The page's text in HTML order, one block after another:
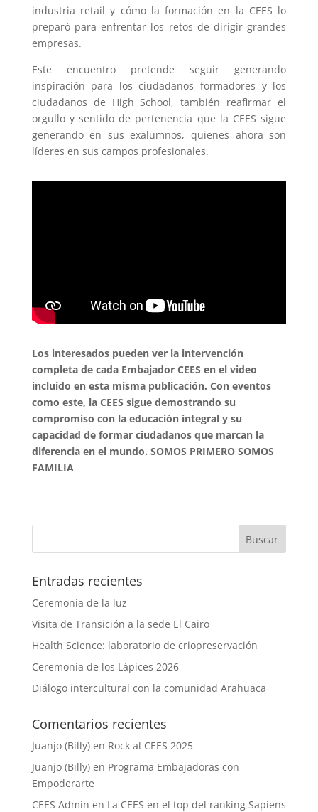
industria retail y cómo la formación en la CEES lo
preparó para enfrentar los retos de dirigir grandes
empresas.
Este encuentro pretende seguir generando
inspiración para los ciudadanos formadores y los
ciudadanos de High School, también reafirmar el
orgullo y sentido de pertenencia que la CEES sigue
generando en sus exalumnos, quienes ahora son
líderes en sus campos profesionales.
Los interesados pueden ver la intervención
completa de cada Embajador CEES en el video
incluido en esta misma publicación. Con eventos
como este, la CEES sigue demostrando su
compromiso con la educación integral y su
capacidad de formar ciudadanos que marcan la
diferencia en el mundo. SOMOS PRIMERO SOMOS
FAMILIA
Entradas recientes
Ceremonia de la luz
Visita de Transición a la sede El Cairo
Health Science: laboratorio de criopreservación
Ceremonia de los Lápices 2026
Diálogo intercultural con la comunidad Arahuaca
Comentarios recientes
Juanjo (Billy)en Rock al CEES 2025
Juanjo (Billy)en Programa Embajadoras con
Empoderarte
CEES Admin en La CEES en el top del ranking Sapiens